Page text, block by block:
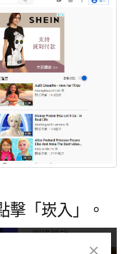
擊「崁入」。